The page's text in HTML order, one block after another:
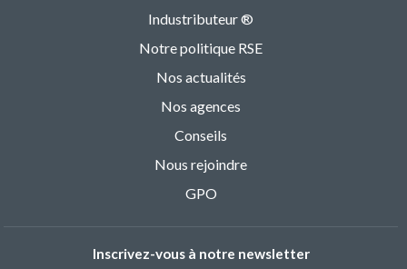
Industributeur ®
Notre politique RSE
Nos actualités
Nos agences
Conseils
Nous rejoindre
GPO
Inscrivez-vous à notre newsletter